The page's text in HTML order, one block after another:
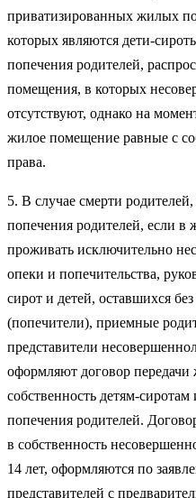
приватизированных жилых
которых являются дети-
попечения родителей,
помещения, в которых
отсутствуют, однако на
жилое помещение равные с
права.
5. В случае смерти
попечения родителей, если
проживать исключительно
опеки и попечительства,
сирот и детей, оставшихся
(попечители), приемные
представители
оформляют договор
собственность детям-
попечения родителей.
в собственность
14 лет, оформляются по
представителей с